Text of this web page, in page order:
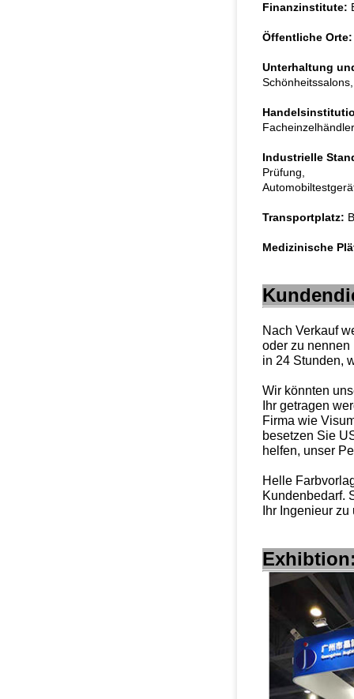
Finanzinstitute:
Öffentliche Orte:
Unterhaltung
Industrielle
Prüfung,
Transportplatz:
Medizinische
Nach Verkauf
oder zu nennen
in 24 Stunden,
Wir könnten
Ihr getragen
Firma wie
besetzen Sie
helfen, unser
Helle
Kundenbedarf.
Ihr Ingenieur